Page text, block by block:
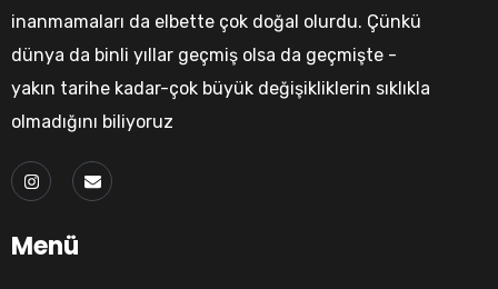
inanmamaları da elbette çok doğal olurdu. Çünkü
dünya da binli yıllar geçmiş olsa da geçmişte -
yakın tarihe kadar-çok büyük değişikliklerin sıklıkla
olmadığını biliyoruz
Menü